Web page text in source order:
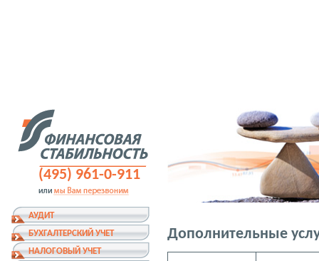
(495) 961-0-911
АУДИТ
БУХГАЛТЕРСКИЙ УЧЕТ
НАЛОГОВЫЙ УЧЕТ
Дополнительные